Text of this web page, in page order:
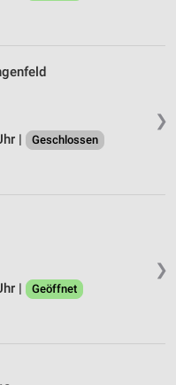
❯
|
Geschlossen
❯
|
Geöffnet